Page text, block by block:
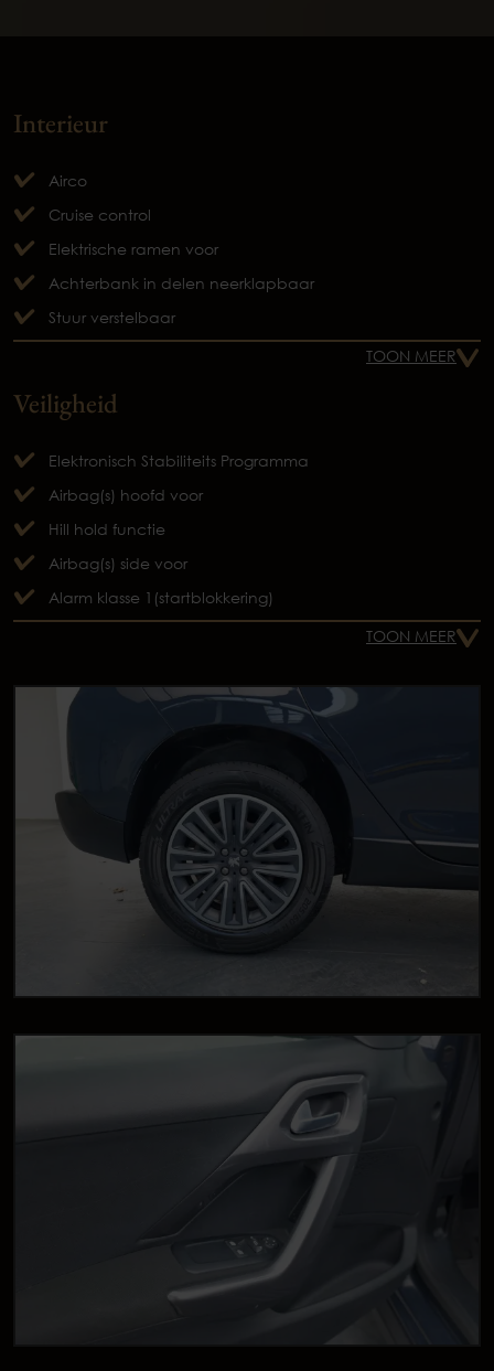
Interieur
Airco
Cruise control
Elektrische ramen voor
Achterbank in delen neerklapbaar
Stuur verstelbaar
TOON MEER
Veiligheid
Elektronisch Stabiliteits Programma
Airbag(s) hoofd voor
Hill hold functie
Airbag(s) side voor
Alarm klasse 1(startblokkering)
TOON MEER